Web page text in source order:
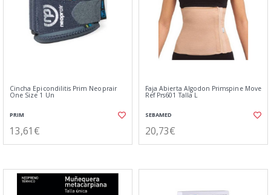
Cincha Epicondilitis Prim Neoprair
One Size 1 Un
PRIM
13,61€
Faja Abierta Algodon Primspine Move
Ref Prs601 Talla L
SEBAMED
20,73€